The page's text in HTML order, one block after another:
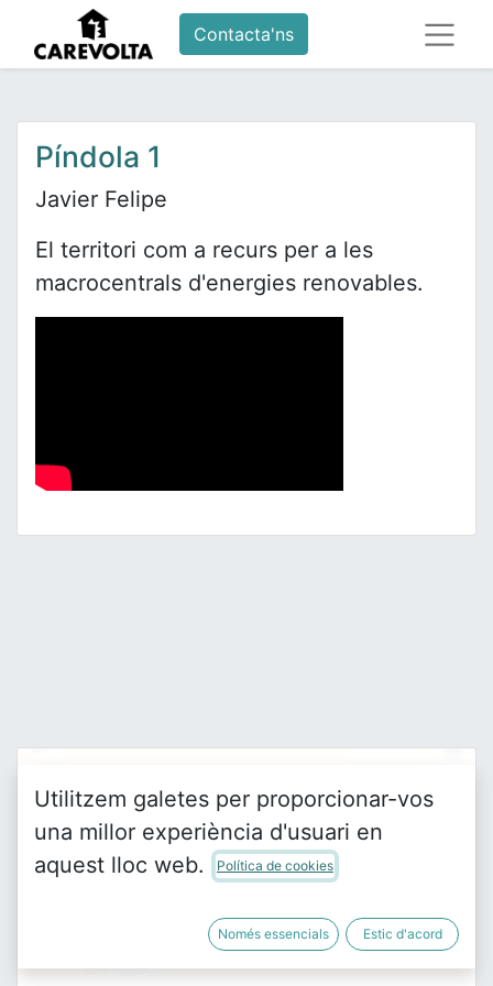
Contacta'ns
Píndola 1
Javier Felipe
El territori com a recurs per a les
macrocentrals d'energies renovables.
Utilitzem galetes per proporcionar-vos
una millor experiència d'usuari en
aquest lloc web.
Política de cookies
Només essencials Estic d'acord